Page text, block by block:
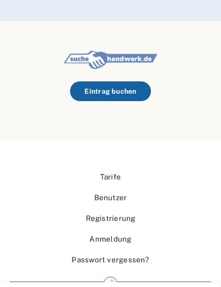
Eintrag buchen
Tarife
Benutzer
Registrierung
Anmeldung
Passwort vergessen?